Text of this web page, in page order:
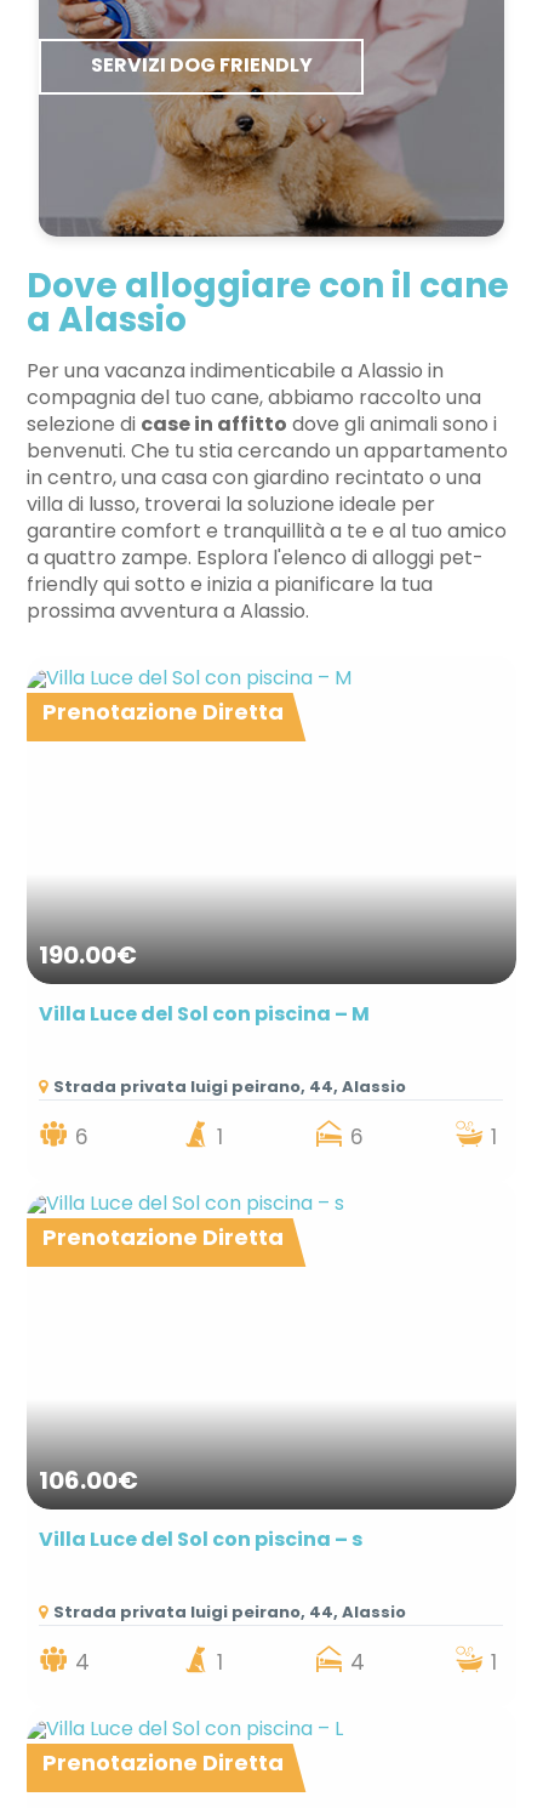
SERVIZI DOG FRIENDLY
Dove alloggiare con il cane
a Alassio
Per una vacanza indimenticabile a Alassio in
compagnia del tuo cane, abbiamo raccolto una
selezione di case in affitto dove gli animali sono i
benvenuti. Che tu stia cercando un appartamento
in centro, una casa con giardino recintato o una
villa di lusso, troverai la soluzione ideale per
garantire comfort e tranquillità a te e al tuo amico
a quattro zampe. Esplora l'elenco di alloggi pet-
friendly qui sotto e inizia a pianificare la tua
prossima avventura a Alassio.
190.00€
Prenotazione Diretta
Villa Luce del Sol con piscina – M
Strada privata luigi peirano, 44, Alassio
6 6
106.00€
Prenotazione Diretta
Villa Luce del Sol con piscina – s
Strada privata luigi peirano, 44, Alassio
4 4
Prenotazione Diretta